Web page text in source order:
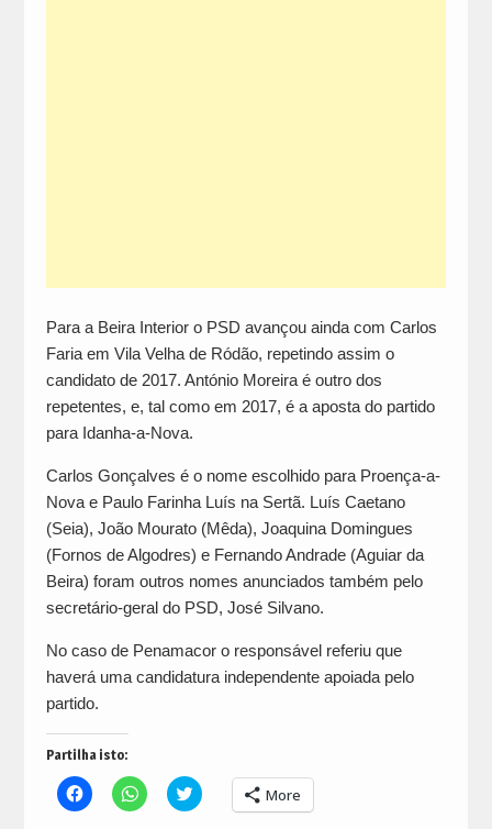
Para a Beira Interior o PSD avançou ainda com Carlos
Faria em Vila Velha de Ródão, repetindo assim o
candidato de 2017. António Moreira é outro dos
repetentes, e, tal como em 2017, é a aposta do partido
para Idanha-a-Nova.
Carlos Gonçalves é o nome escolhido para Proença-a-
Nova e Paulo Farinha Luís na Sertã. Luís Caetano
(Seia), João Mourato (Mêda), Joaquina Domingues
(Fornos de Algodres) e Fernando Andrade (Aguiar da
Beira) foram outros nomes anunciados também pelo
secretário-geral do PSD, José Silvano.
No caso de Penamacor o responsável referiu que
haverá uma candidatura independente apoiada pelo
partido.
Partilha isto:
Click
to
Click
to
Click
to More